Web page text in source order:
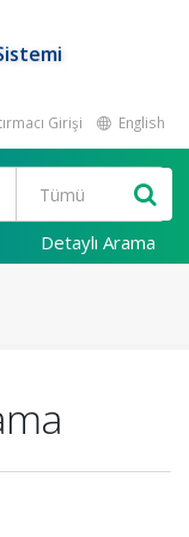
Girişi English
Detaylı Arama